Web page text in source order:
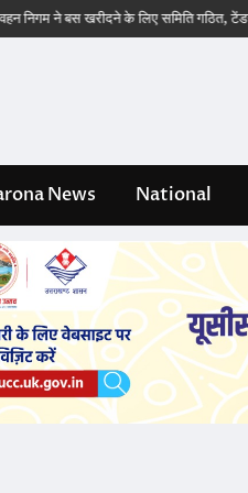
ने बस खरीदने के लिए समिति गठित, टेंडर भी जल्द
News National